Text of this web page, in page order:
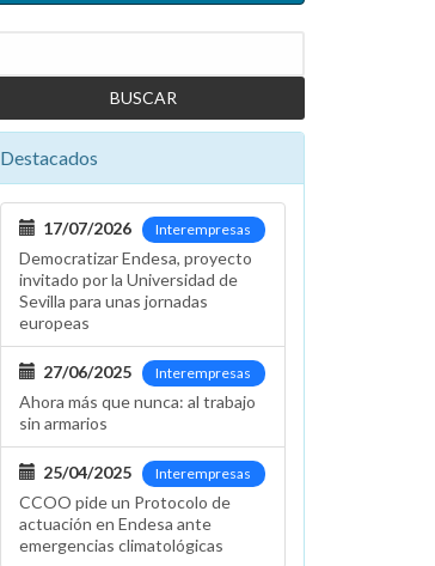
Destacados
Interempresas
17/07/2026
Democratizar Endesa, proyecto
invitado por la Universidad de
Sevilla para unas jornadas
europeas
Interempresas
27/06/2025
Ahora más que nunca: al trabajo
sin armarios
Interempresas
25/04/2025
CCOO pide un Protocolo de
actuación en Endesa ante
emergencias climatológicas